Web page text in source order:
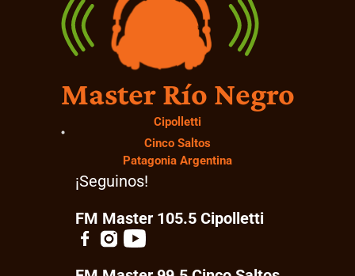
Master Río Negro
Cipolletti
Cinco Saltos
Patagonia Argentina
¡Seguinos!
FM Master 105.5 Cipolletti